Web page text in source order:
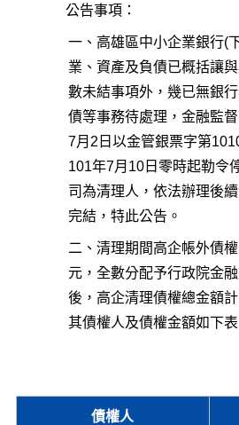
公告事項：
一、高雄區中小企業銀行(
業、資產及負債已概括讓
數未結事項外，幾已無銀
債等事務待處理，金融監
7月2日以金管銀票字第
101年7月10日零時起勒令
司為清理人，依法辦理後
完結，特此公告。
二、清理期間高企帳外債
元，全數分配予行政院金
後，高企清理債權總金額
其債權人及債權金額如下
單位:新
債權人